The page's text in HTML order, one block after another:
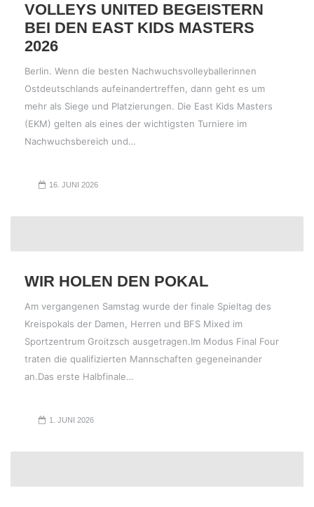
VOLLEYS UNITED BEGEISTERN
BEI DEN EAST KIDS MASTERS
2026
Berlin. Wenn die besten Nachwuchsvolleyballerinnen
Ostdeutschlands aufeinandertreffen, dann geht es um
mehr als Siege und Platzierungen. Die East Kids Masters
(EKM) gelten als eines der wichtigsten Turniere im
Nachwuchsbereich und…
16. JUNI 2026
WIR HOLEN DEN POKAL
Am vergangenen Samstag wurde der finale Spieltag des
Kreispokals der Damen, Herren und BFS Mixed im
Sportzentrum Groitzsch ausgetragen.Im Modus Final Four
traten die qualifizierten Mannschaften gegeneinander
an.Das erste Halbfinale…
1. JUNI 2026